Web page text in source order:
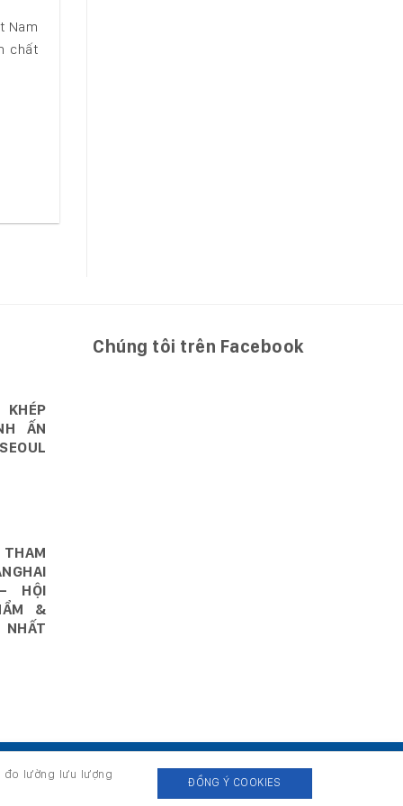
Nam
chất
KHÉP
ẤN
HỘI
&
Chúng tôi trên Facebook
đo lường lưu lượng
ĐỒNG Ý COOKIES